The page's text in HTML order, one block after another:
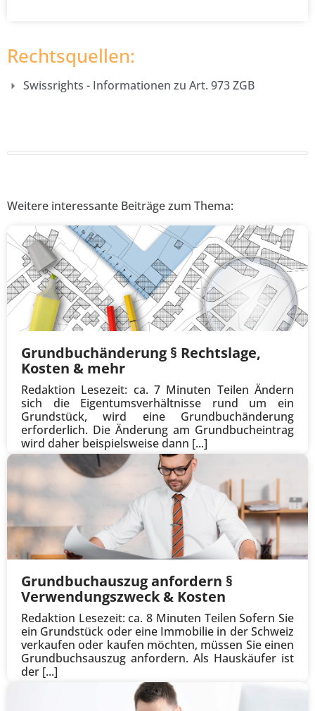
Rechtsquellen:
Swissrights - Informationen zu Art. 973 ZGB
Weitere interessante Beiträge zum Thema:
Grundbuchänderung § Rechtslage,
Kosten & mehr
Redaktion Lesezeit: ca. 7 Minuten Teilen Ändern
sich die Eigentumsverhältnisse rund um ein
Grundstück, wird eine Grundbuchänderung
erforderlich. Die Änderung am Grundbucheintrag
wird daher beispielsweise dann [...]
Grundbuchauszug anfordern §
Verwendungszweck & Kosten
Redaktion Lesezeit: ca. 8 Minuten Teilen Sofern Sie
ein Grundstück oder eine Immobilie in der Schweiz
verkaufen oder kaufen möchten, müssen Sie einen
Grundbuchsauszug anfordern. Als Hauskäufer ist
der [...]